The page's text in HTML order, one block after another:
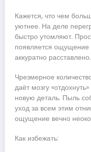
Кажется, что чем
уютнее. На деле
быстро утомляют.
появляется ощущение
аккуратно расставлено.
Чрезмерное
даёт мозгу
новую деталь. Пыль
уход за всем этим
ощущение вечно
Как избежать: